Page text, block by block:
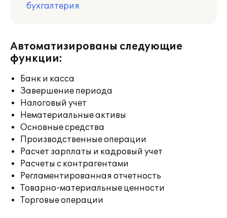
бухгалтерия
Автоматизированы следующие
функции:
Банк и касса
Завершение периода
Налоговый учет
Нематериальные активы
Основные средства
Производственные операции
Расчет зарплаты и кадровый учет
Расчеты с контрагентами
Регламентированная отчетность
Товарно-материальные ценности
Торговые операции